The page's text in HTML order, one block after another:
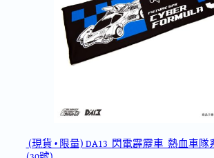
(現貨 • 限量) DA13_閃電霹靂車_熱血車